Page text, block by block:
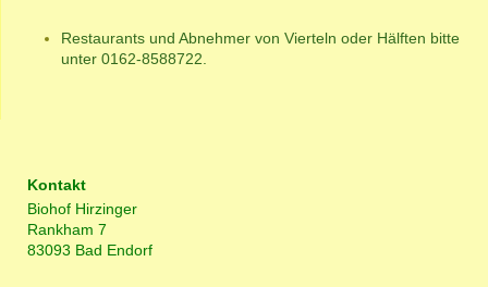
Restaurants und Abnehmer von Vierteln oder Hälften bitte
unter 0162-8588722.
Kontakt
Biohof Hirzinger
Rankham 7
83093 Bad Endorf